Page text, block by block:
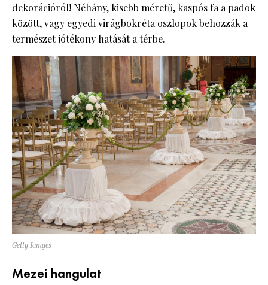
dekorációról! Néhány, kisebb méretű, kaspós fa a padok
között, vagy egyedi virágbokréta oszlopok behozzák a
természet jótékony hatását a térbe.
Getty Iamges
Mezei hangulat